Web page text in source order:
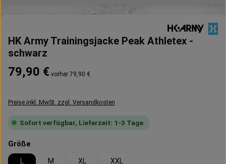
HK Army Trainingsjacke Peak Athletex -
schwarz
Regulärer Preis:
79,90 € vorher 79,90 €
Preise inkl. MwSt. zzgl. Versandkosten
Sofort verfügbar, Lieferzeit: 1-3 Tage
Größe
M XL XXL